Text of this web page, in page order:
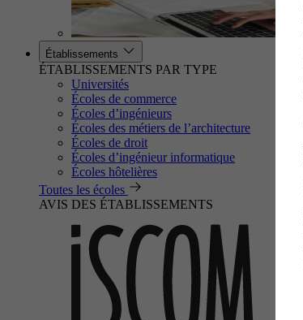
Établissements
ÉTABLISSEMENTS PAR TYPE
Universités
Écoles de commerce
Écoles d’ingénieurs
Écoles des métiers de l’architecture
Écoles de droit
Écoles d’ingénieur informatique
Écoles hôtelières
Toutes les écoles
AVIS DES ÉTABLISSEMENTS